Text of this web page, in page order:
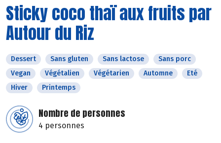
Sticky coco thaï aux fruits par
Autour du Riz
Dessert Sans gluten Sans lactose
Sans porc
Vegan
Végétalien Végétarien Automne
Eté
Hiver
Printemps
Nombre de personnes
4 personnes